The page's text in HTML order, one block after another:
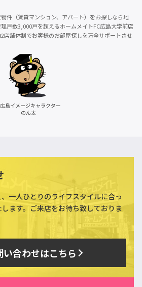
件（賃貸マンション、アパート）をお探しなら地
戸数3,000戸を超えるホームメイトFC広島大学前店
店舗体制でお客様のお部屋探しを万全サポートさせ
一人ひとりのライフスタイルに合っ
ます。ご来店をお待ち致しておりま
い合わせはこちら